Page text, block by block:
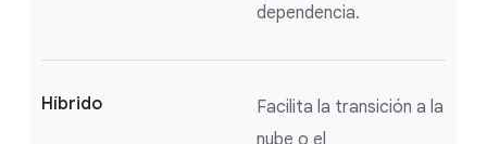
dependencia.
Híbrido
Facilita la transición a la
nube o el